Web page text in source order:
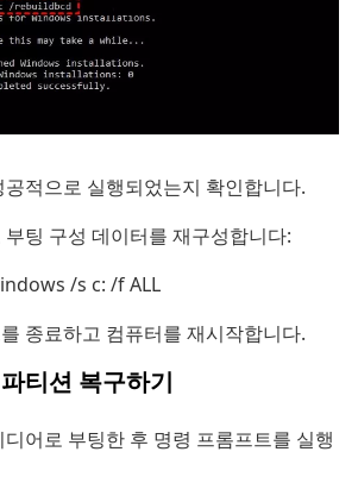
적으로 실행되었는지 확인합니다.
팅 구성 데이터를 재구성합니다:
/s c: /f ALL
종료하고 컴퓨터를 재시작합니다.
티션 복구하기
어로 부팅한 후 명령 프롬프트를 실행